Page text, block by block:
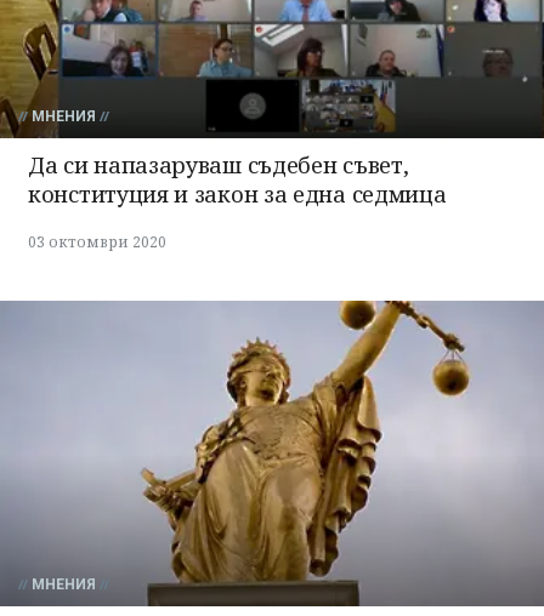
МНЕНИЯ
Да си напазаруваш съдебен съвет,
конституция и закон за една седмица
03 октомври 2020
МНЕНИЯ